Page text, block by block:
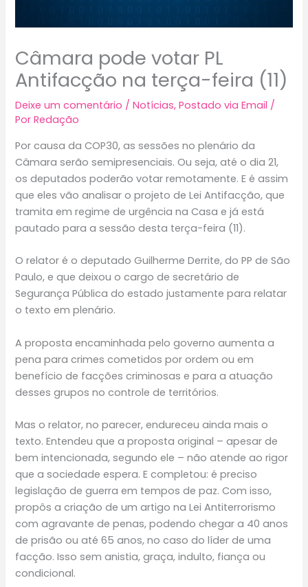
Câmara pode votar PL
Antifacção na terça-feira (11)
Deixe um comentário /Notícias,Postado via Email /
PorRedação
Por causa da COP30, as sessões no plenário da
Câmara serão semipresenciais. Ou seja, até o dia 21,
os deputados poderão votar remotamente. E é assim
que eles vão analisar o projeto de Lei Antifacção, que
tramita em regime de urgência na Casa e já está
pautado para a sessão desta terça-feira (11).
O relator é o deputado Guilherme Derrite, do PP de São
Paulo, e que deixou o cargo de secretário de
Segurança Pública do estado justamente para relatar
o texto em plenário.
A proposta encaminhada pelo governo aumenta a
pena para crimes cometidos por ordem ou em
benefício de facções criminosas e para a atuação
desses grupos no controle de territórios.
Mas o relator, no parecer, endureceu ainda mais o
texto. Entendeu que a proposta original – apesar de
bem intencionada, segundo ele – não atende ao rigor
que a sociedade espera. E completou: é preciso
legislação de guerra em tempos de paz. Com isso,
propôs a criação de um artigo na Lei Antiterrorismo
com agravante de penas, podendo chegar a 40 anos
de prisão ou até 65 anos, no caso do líder de uma
facção. Isso sem anistia, graça, indulto, fiança ou
condicional.